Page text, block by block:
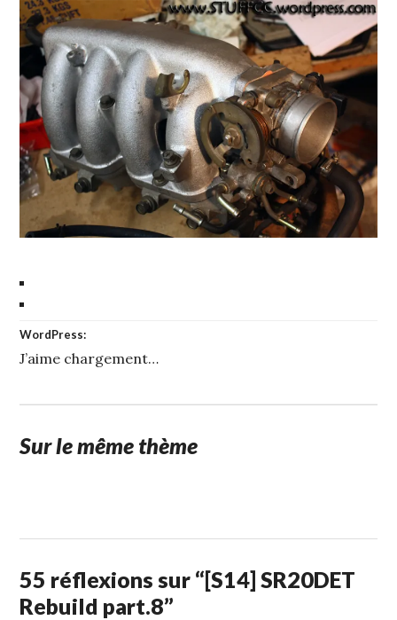
WordPress:
J’aime chargement…
Sur le même thème
55 réflexions sur “[S14] SR20DET
Rebuild part.8”